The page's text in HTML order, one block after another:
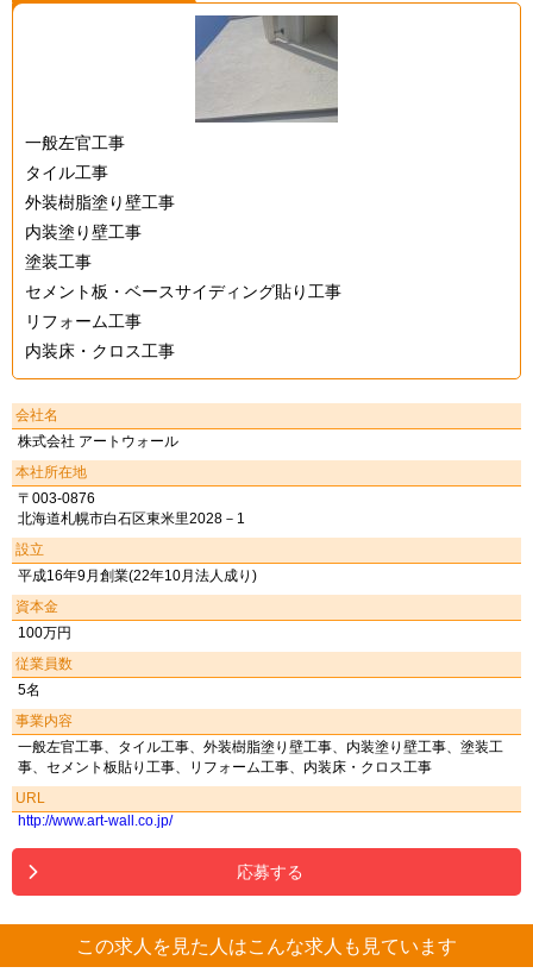
一般左官工事
タイル工事
外装樹脂塗り壁工事
内装塗り壁工事
塗装工事
セメント板・ベースサイディング貼り工事
リフォーム工事
内装床・クロス工事
会社名
株式会社 アートウォール
本社所在地
〒003-0876
北海道札幌市白石区東米里2028－1
設立
平成16年9月創業(22年10月法人成り)
資本金
100万円
従業員数
5名
事業内容
一般左官工事、タイル工事、外装樹脂塗り壁工事、内装塗り壁工事、塗装工
事、セメント板貼り工事、リフォーム工事、内装床・クロス工事
URL
http://www.art-wall.co.jp/
応募する
この求人を見た人はこんな求人も見ています